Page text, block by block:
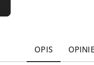
OPIS